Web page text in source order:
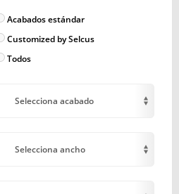
Acabados estándar
Customized by Selcus
Todos
Selecciona acabado
Selecciona ancho